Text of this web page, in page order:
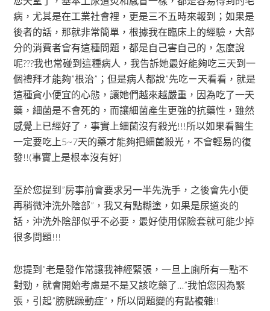
病，尤其是在工業社會裡，更是三不五時來報到；如果是
後者的話，那就非常簡單，根據我在臨床上的經驗，大部
分的消費者會有這種問題，都是自己害自己的，怎麼說
呢???我也常碰到這種病人，我告訴她最好能夠吃三天到一
個禮拜才能夠”根治”；但是病人都說”先吃ㄧ天看看，就是
這種貪小便宜的心態，讓她們越來越嚴重，因為吃了一天
藥，細菌是不會死的，而讓細菌產生更強的抗藥性，雖然
感覺上已經好了，事實上細菌沒有殺光!!!所以如果看醫生
一定要吃上5~7天的藥才能夠把細菌殺光，不會輕易的復
發!!(事實上是根本沒有好)
至於您提到”房事前會要求另一半先洗手，之後會先小便
再稍微沖洗外陰部”，我又有點糊塗，如果是尿道炎的
話，沖洗外陰部似乎不必要，最好使用保險套就可能少掉
很多問題!!!
您提到”老是發作常讓我神經緊張，一旦上廁所有一點不
對勁，就會開始考慮是不是又該吃藥了…”我怕您因為緊
張，引起”膀胱躁動症”，所以問題變的有點複雜!!